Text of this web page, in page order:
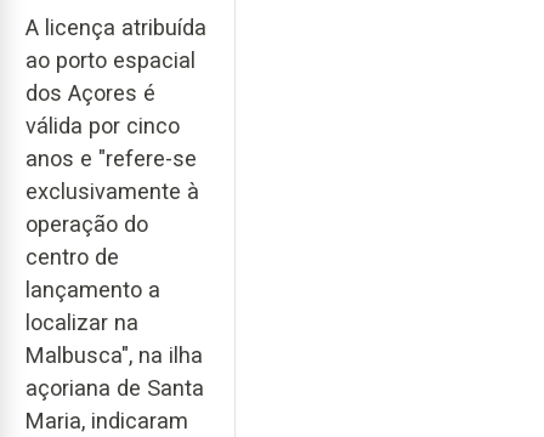
A licença atribuída
ao porto espacial
dos Açores é
válida por cinco
anos e "refere-se
exclusivamente à
operação do
centro de
lançamento a
localizar na
Malbusca", na ilha
açoriana de Santa
Maria, indicaram